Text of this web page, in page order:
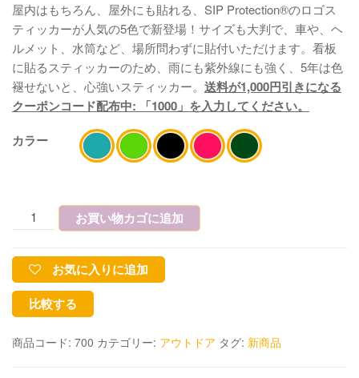
屋内はもちろん、屋外にも貼れる、SIP Protection®のロゴス
ティッカーが人気の5色で新登場！サイズも大判で、車や、ヘ
ルメット、水筒など、場所問わずに貼付いただけます。看板
に貼るスティッカーのため、雨にも紫外線にも強く、5年は色
褪せないと、心強いスティッカー。 送料が1,000円引きになる
クーポンコード配布中: 「1000」を入力してください。
カラー
お買い物カゴに追加
お気に入りに追加
比較する
商品コード: 700 カテゴリー: アウトドア タグ: 新商品